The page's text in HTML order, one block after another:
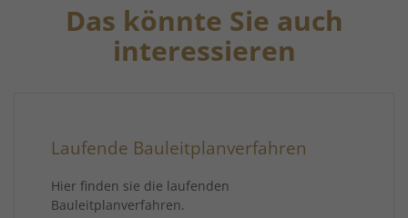
Das könnte Sie auch
interessieren
Laufende Bauleitplanverfahren
Hier finden sie die laufenden
Bauleitplanverfahren.